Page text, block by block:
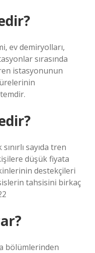
ev demiryolları,
sırasında
istasyonunun
sayıda tren
düşük fiyata
destekçileri
tahsisini birkaç
bölümlerinden